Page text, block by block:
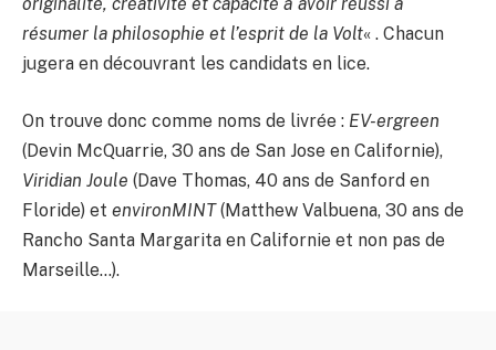
résumer la philosophie et l’esprit de la Volt« . Chacun
jugera en découvrant les candidats en lice.
On trouve donc comme noms de livrée : EV-ergreen
(Devin McQuarrie, 30 ans de San Jose en Californie),
Viridian Joule (Dave Thomas, 40 ans de Sanford en
Floride) et environMINT(Matthew Valbuena, 30 ans de
Rancho Santa Margarita en Californie et non pas de
Marseille…).